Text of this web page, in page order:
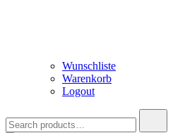
Wunschliste
Warenkorb
Logout
for: